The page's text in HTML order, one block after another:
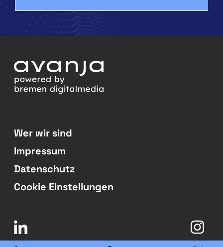
Wer wir sind
Impressum
Datenschutz
Cookie Einstellungen